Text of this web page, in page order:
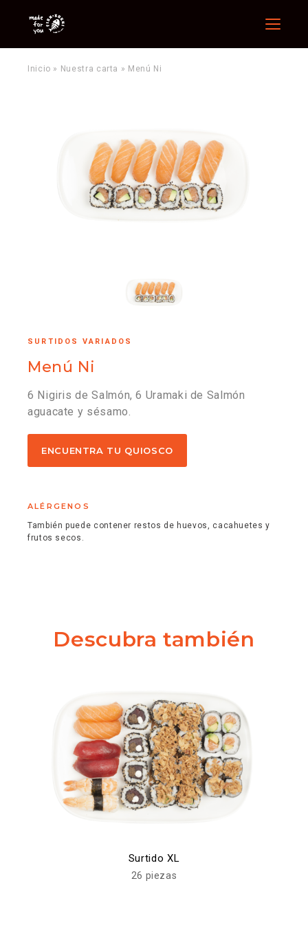
Menu
Inicio » Nuestra carta » Menú Ni
SURTIDOS VARIADOS
Menú Ni
6 Nigiris de Salmón, 6 Uramaki de Salmón
aguacate y sésamo.
ENCUENTRA TU QUIOSCO
ALÉRGENOS
También puede contener restos de huevos, cacahuetes y
frutos secos.
Descubra también
Surtido XL
26 piezas